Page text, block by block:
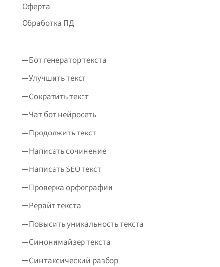
Оферта
Обработка ПД
Бот генератор текста
Улучшить текст
Сократить текст
Чат бот нейросеть
Продолжить текст
Написать сочинение
Написать SEO текст
Проверка орфографии
Рерайт текста
Повысить уникальность текста
Синонимайзер текста
Синтаксический разбор